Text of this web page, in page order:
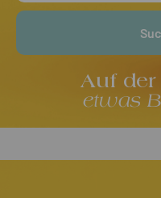
Auf der
etwas